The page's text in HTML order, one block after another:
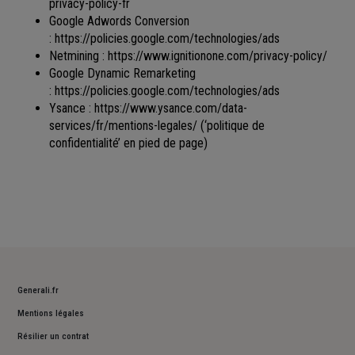
privacy-policy-fr
Google Adwords Conversion
: https://policies.google.com/technologies/ads
Netmining : https://www.ignitionone.com/privacy-policy/
Google Dynamic Remarketing
: https://policies.google.com/technologies/ads
Ysance : https://www.ysance.com/data-
services/fr/mentions-legales/ (‘politique de
confidentialité’ en pied de page)
Generali.fr
Mentions légales
Résilier un contrat